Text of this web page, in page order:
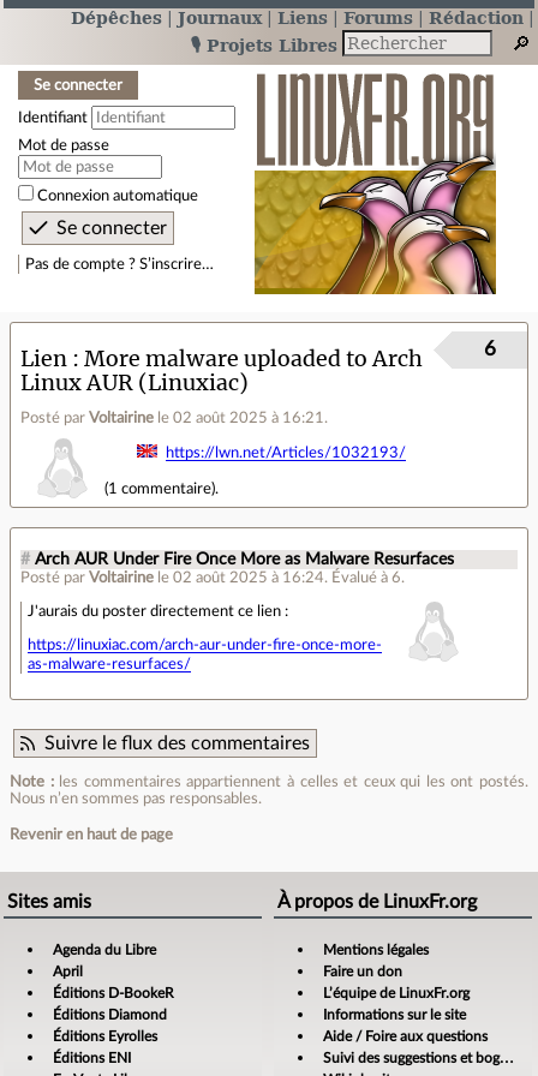
Dépêches Journaux Liens Forums
Rédaction
🎙️ Projets Libres
Se connecter
Identifiant
Mot de passe
Connexion automatique
Pas de compte ? S’inscrire…
Lien
More malware uploaded to Arch
Linux AUR (Linuxiac)
Posté par Voltairine le 02 août 2025 à 16:21 .
6
https://lwn.net/Articles/1032193/
(1 commentaire).
# Arch AUR Under Fire Once More as Malware Resurfaces
Posté par Voltairine le 02 août 2025 à 16:24. Évalué à 6.
J'aurais du poster directement ce lien :
https://linuxiac.com/arch-aur-under-fire-once-more-
as-malware-resurfaces/
Suivre le flux des commentaires
Note :les commentaires appartiennent à celles et ceux qui les ont postés.
Nous n’en sommes pas responsables.
Revenir en haut de page
Sites amis
Agenda du Libre
April
Éditions D-BookeR
Éditions Diamond
Éditions Eyrolles
Éditions ENI
À propos de LinuxFr.org
Mentions légales
Faire un don
L’équipe de LinuxFr.org
Informations sur le site
Aide / Foire aux questions
Suivi des suggestions et bogues